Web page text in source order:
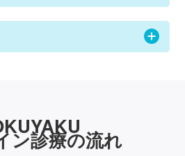
ン診療の流れ